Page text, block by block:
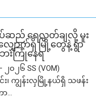
ဆည် ရေလွှတ်ချလို့ မူး
ျှောက်ရှိ မြို့တွေနဲ့ ရွာ
းကြုံနေရ
၀၂၆ SS (VOM)
၊ ကျွန်းလှမြို့နယ်ရှိ သဖန်း
...